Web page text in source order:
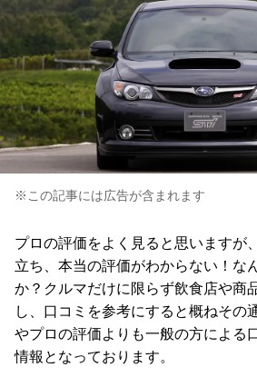
※この記事には広告が含まれます
プロの評価をよく見ると思いますが
立ち、本当の評価がわからない！な
か？クルマだけに限らず飲食店や商
し、口コミを参考にすると概ねその
やプロの評価よりも一般の方による
情報となっております。